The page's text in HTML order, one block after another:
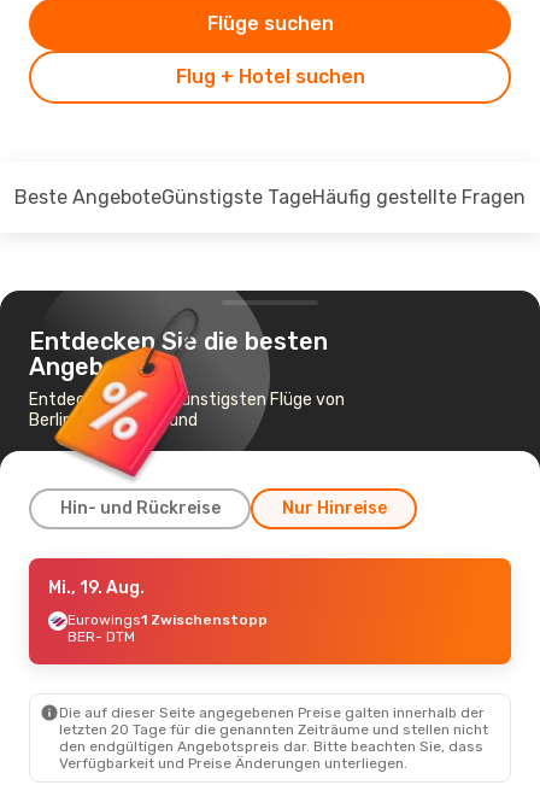
Flug + Hotel suchen
Flüge suchen
Beste AngeboteGünstigste TageHäufig gestellte Fragen
Entdecken Sie die besten
Angebote
Entdecken Sie die günstigsten Flüge von
Berlin nach Dortmund
Hin- und Rückreise Nur Hinreise
Mo., 17. Aug.
Wizz Air Malta
1 Zwischenstopp
Wizz Air Malta
DTM
- BER
Mi., 19. Aug.
Eurowings1 Zwischenstopp
BER- DTM
Die auf dieser Seite angegebenen Preise galten innerhalb der
letzten 20 Tage für die genannten Zeiträume und stellen nicht
den endgültigen Angebotspreis dar. Bitte beachten Sie, dass
Verfügbarkeit und Preise Änderungen unterliegen.